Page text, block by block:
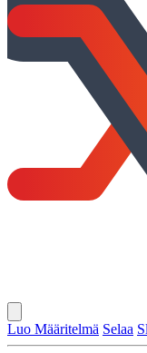
Luo Määritelmä Selaa